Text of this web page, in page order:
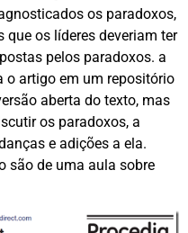
os paradoxos,
que os líderes deveriam ter
pelos paradoxos. a
o artigo em um repositório
aberta do texto, mas
os paradoxos, a
e adições a ela.
são de uma aula sobre